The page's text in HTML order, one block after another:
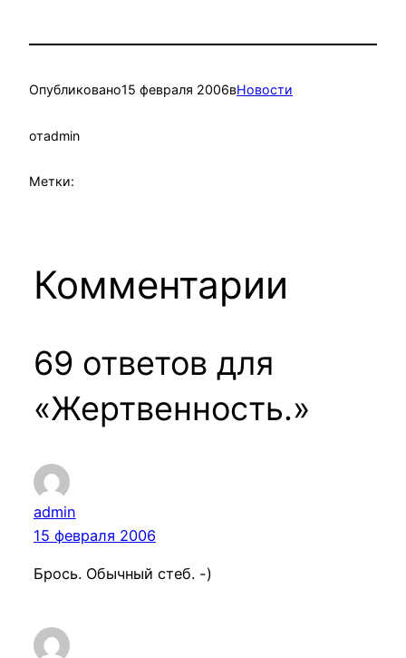
Опубликовано15 февраля 2006вНовости
отadmin
Метки:
Комментарии
69 ответов для
«Жертвенность.»
admin
15 февраля 2006
Брось. Обычный стеб. -)